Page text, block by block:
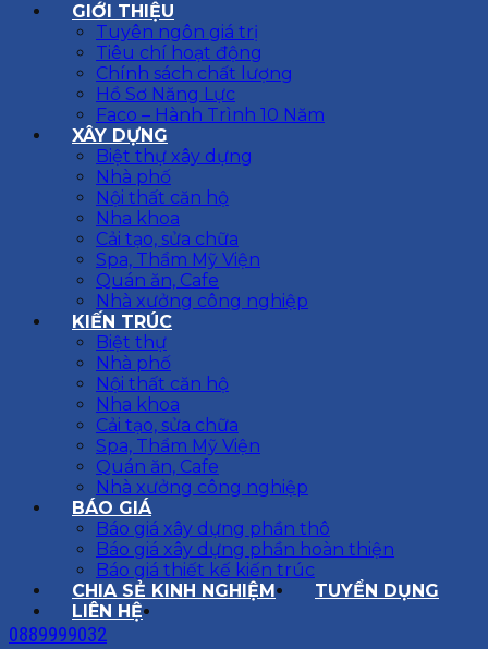
GIỚI THIỆU
Tuyên ngôn giá trị
Tiêu chí hoạt động
Chính sách chất lượng
Hồ Sơ Năng Lực
Faco – Hành Trình 10 Năm
XÂY DỰNG
Biệt thự xây dựng
Nhà phố
Nội thất căn hộ
Nha khoa
Cải tạo, sửa chữa
Spa, Thẩm Mỹ Viện
Quán ăn, Cafe
Nhà xưởng công nghiệp
KIẾN TRÚC
Biệt thự
Nhà phố
Nội thất căn hộ
Nha khoa
Cải tạo, sửa chữa
Spa, Thẩm Mỹ Viện
Quán ăn, Cafe
Nhà xưởng công nghiệp
BÁO GIÁ
Báo giá xây dựng phần thô
Báo giá xây dựng phần hoàn thiện
Báo giá thiết kế kiến trúc
CHIA SẺ KINH NGHIỆM
TUYỂN DỤNG
LIÊN HỆ
0889999032